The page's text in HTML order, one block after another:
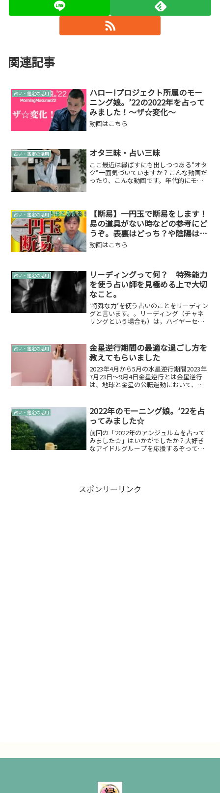
関連記事
占い・鑑定の活用
ハロー!プロジェクト所属のモー
ニング娘。’22の2022年を占って
みました！～ザ☆変化～
動画はこちら
占い・鑑定の活用 オタ三昧・占い三昧
ここ最近は縁ぱすにも出しつつある”オタ
ク”一面気づいていますか？こんな動画だ
ったり、こんな動画です。年代的にモー
いでおりました。そし...
占い・鑑定の活用
【断易】一円玉で断易をします！
易の道具がない時などの参考にど
うぞ。表裏はどっち？や陰陽はど
うやって決める？などの疑問も解
動画はこちら
占い・鑑定の活用
リーディングって何？ 特殊能力
を使う占い師を見極める上で大切
なこと。
‘特殊な力’を使う占いのことをリーディン
グと言います。。リーディング（チャネ
リングという場合も）は，ハイヤーセル
高次なものにつながって情報をおろして
くるわけです。あ，怪...
占い・鑑定の活用
金星逆行期間の最適な過ごし方を
教えてもらいました
2023年4月から5月の水星逆行期間2023年
7月23日～9月4日金星逆行とは金星逆行
は、地球と金星の公転運動において、金
の周りを公転しているため、普段は地球
から見て金...
占い・鑑定の活用
2022年のモーニング娘。’22を占
ってみました☆
前回の「2022年のアンジュルムを占って
みました☆」はいかがでしたか？大好き
なアイドルグループを応援するぞってこ
スポンサーリンク